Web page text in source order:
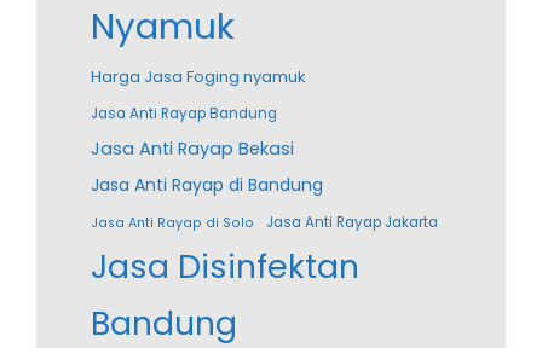
Nyamuk
Harga Jasa Foging nyamuk
Jasa Anti Rayap Bandung
Jasa Anti Rayap Bekasi
Jasa Anti Rayap di Bandung
Jasa Anti Rayap di Solo Jasa Anti Rayap Jakarta
Jasa Disinfektan
Bandung